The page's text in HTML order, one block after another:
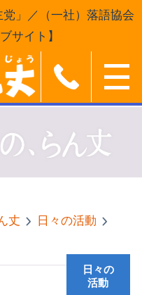
」／（一社）落語協会
サイト】
丈
日々の活動
日々の
活動